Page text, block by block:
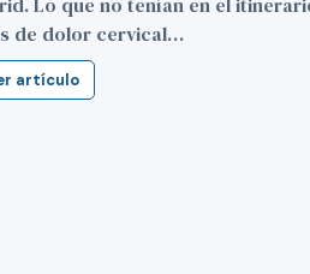
de dolor cervical…